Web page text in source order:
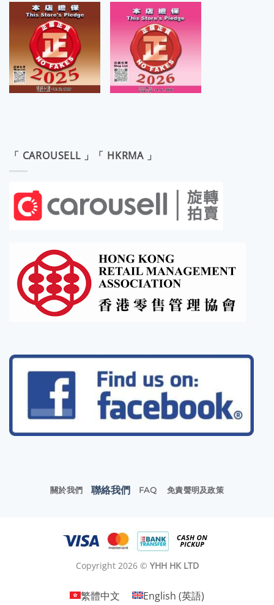
「 CAROUSELL 」「 HKRMA 」
關於我們 聯絡我們 FAQ 免責聲明及政策
Copyright 2026 © YHH HK LTD
繁體中文 English (英語)